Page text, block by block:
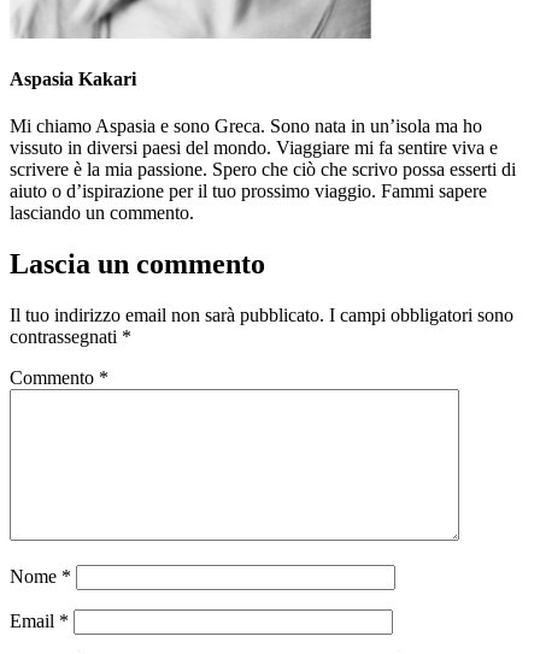
Aspasia Kakari
Mi chiamo Aspasia e sono Greca. Sono nata in un’isola ma ho
vissuto in diversi paesi del mondo. Viaggiare mi fa sentire viva e
scrivere è la mia passione. Spero che ciò che scrivo possa esserti di
aiuto o d’ispirazione per il tuo prossimo viaggio. Fammi sapere
lasciando un commento.
Lascia un commento
Il tuo indirizzo email non sarà pubblicato. I campi obbligatori sono
contrassegnati *
Commento *
Nome *
Email *